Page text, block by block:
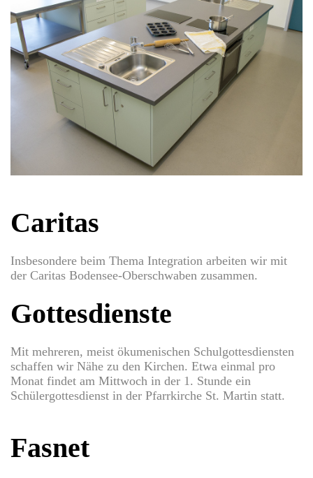
Caritas
Insbesondere beim Thema Integration arbeiten wir mit
der Caritas Bodensee-Oberschwaben zusammen.
Gottesdienste
Mit mehreren, meist ökumenischen Schulgottesdiensten
schaffen wir Nähe zu den Kirchen. Etwa einmal pro
Monat findet am Mittwoch in der 1. Stunde ein
Schülergottesdienst in der Pfarrkirche St. Martin statt.
Fasnet